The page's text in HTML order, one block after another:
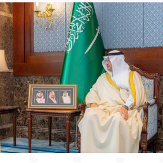
الأحساء لهذا الإنجاز جاء نتيجة جهود
المسؤولية المجتمعية
بدوره أوضح أمين الأحساء المهندس
الاختيار تحقق بدعم القيادة ومتابعة
مؤكدًا أن الإنجاز يعكس التزام مختلف
المسؤولية المجتمعية وتحسين جودة
تنفيذ مبادرات نوعية وشراكات فاعلة
وفي ختام الحفل، سلّم سمو محافظ